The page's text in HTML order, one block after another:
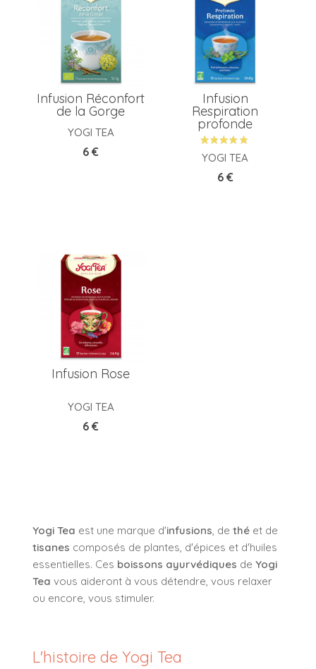
Infusion Réconfort
de la Gorge
YOGI TEA
Prix
6 €
Infusion
Respiration
profonde
YOGI TEA
Prix
6 €
Infusion Rose
YOGI TEA
Prix
6 €
Yogi Tea est une marque d'infusions , de thé et de
tisanes composés de plantes, d'épices et d'huiles
essentielles. Ces boissons ayurvédiques de Yogi
Tea vous aideront à vous détendre, vous relaxer
ou encore, vous stimuler.
L'histoire de Yogi Tea